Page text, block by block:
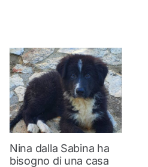
Nina dalla Sabina ha
bisogno di una casa